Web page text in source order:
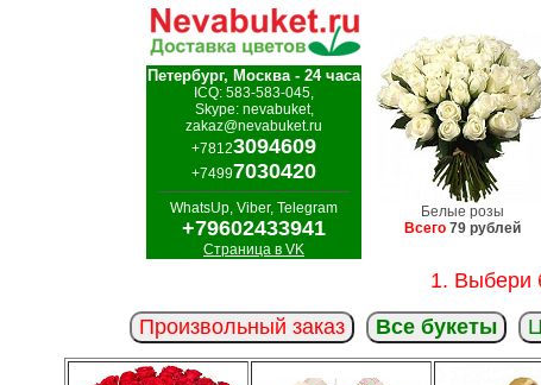
Петербург, Москва - 24 часа
ICQ: 583-583-045,
Skype: nevabuket,
zakaz@nevabuket.ru
+78123094609
+74997030420
WhatsUp, Viber, Telegram
+79602433941
Страница в VK
Белые розы
Всего 79 рублей
1. Выбери
Произвольный заказ
Все букеты